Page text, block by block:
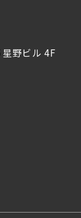
野ビル 4F